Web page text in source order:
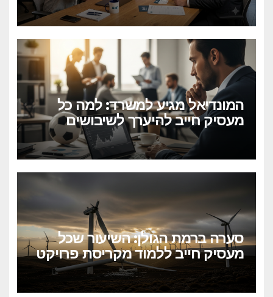
המונדיאל מגיע למשרד: למה כל
מעסיק חייב להיערך לשיבושים
הקרובים
סערה ברמת הגולן: השיעור שכל
מעסיק חייב ללמוד מקריסת פרויקט
הטורבינות